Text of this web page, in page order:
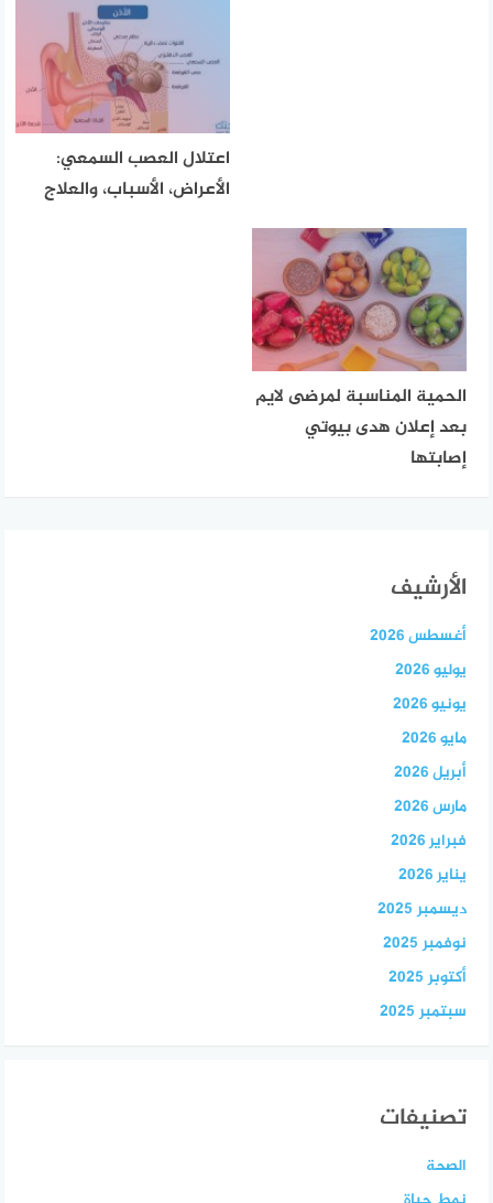
اعتلال العصب السمعي:
الأعراض، الأسباب، والعلاج
الحمية المناسبة لمرضى لايم
بعد إعلان هدى بيوتي
إصابتها
الأرشيف
أغسطس 2026
يوليو 2026
يونيو 2026
مايو 2026
أبريل 2026
مارس 2026
فبراير 2026
يناير 2026
ديسمبر 2025
نوفمبر 2025
أكتوبر 2025
سبتمبر 2025
تصنيفات
الصحة